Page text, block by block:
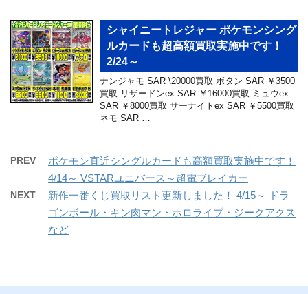
シャイニートレジャー ポケモンシング
ルカードも超高額買取実施中です！
2/24～
ナンジャモ SAR \20000買取 ボタン SAR ￥3500
買取 リザードンex SAR ￥16000買取 ミュウex
SAR ￥8000買取 サーナイトex SAR ￥5500買取
ネモ SAR …
PREV
ポケモン直近シングルカードも高額買取実施中です！
4/14～ VSTARユニバース～超電ブレイカー
NEXT
新作一番くじ買取リスト更新しました！ 4/15～ ドラ
ゴンボール・キン肉マン・ホロライブ・ジークアクス
など